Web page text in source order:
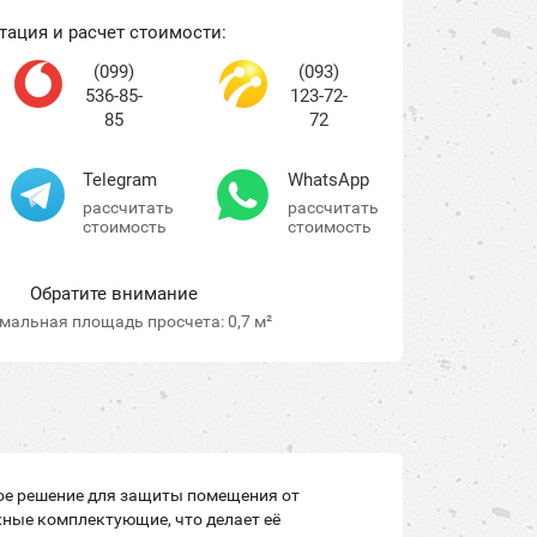
и расчет стоимости:
(099)
536-85-
85
(093)
123-72-
72
Telegram
рассчитать
стоимость
WhatsApp
рассчитать
стоимость
Обратите внимание
площадь просчета: 0,7 м²
решение для защиты помещения от
комплектующие, что делает её